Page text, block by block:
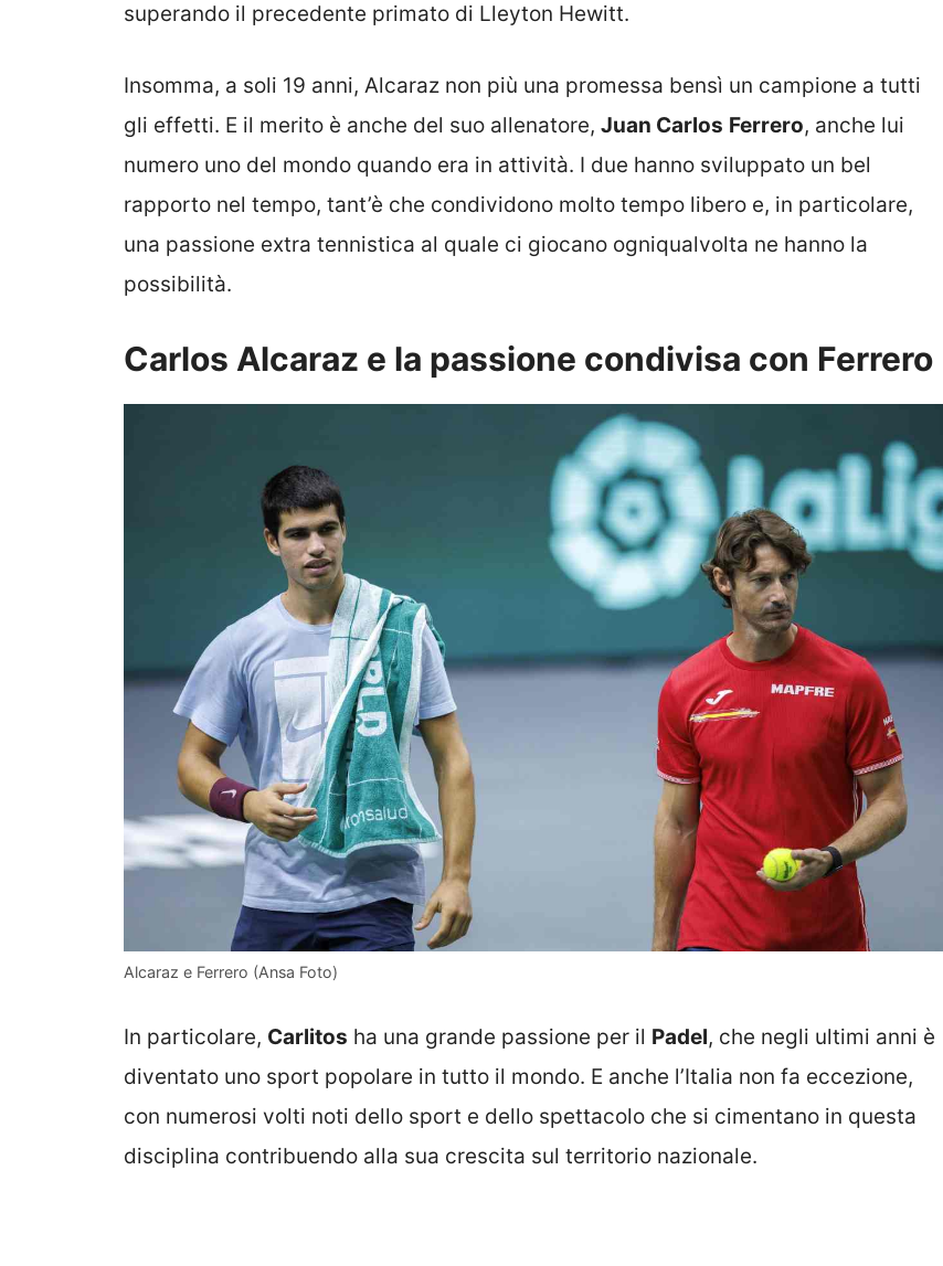
superando il precedente primato di Lleyton Hewitt.
Insomma, a soli 19 anni, Alcaraz non più una promessa bensì un campione a tutti
gli effetti. E il merito è anche del suo allenatore, Juan Carlos Ferrero, anche lui
numero uno del mondo quando era in attività. I due hanno sviluppato un bel
rapporto nel tempo, tant’è che condividono molto tempo libero e, in particolare,
una passione extra tennistica al quale ci giocano ogniqualvolta ne hanno la
possibilità.
Carlos Alcaraz e la passione condivisa con Ferrero
Alcaraz e Ferrero (Ansa Foto)
In particolare, Carlitos ha una grande passione per il Padel, che negli ultimi anni è
diventato uno sport popolare in tutto il mondo. E anche l’Italia non fa eccezione,
con numerosi volti noti dello sport e dello spettacolo che si cimentano in questa
disciplina contribuendo alla sua crescita sul territorio nazionale.